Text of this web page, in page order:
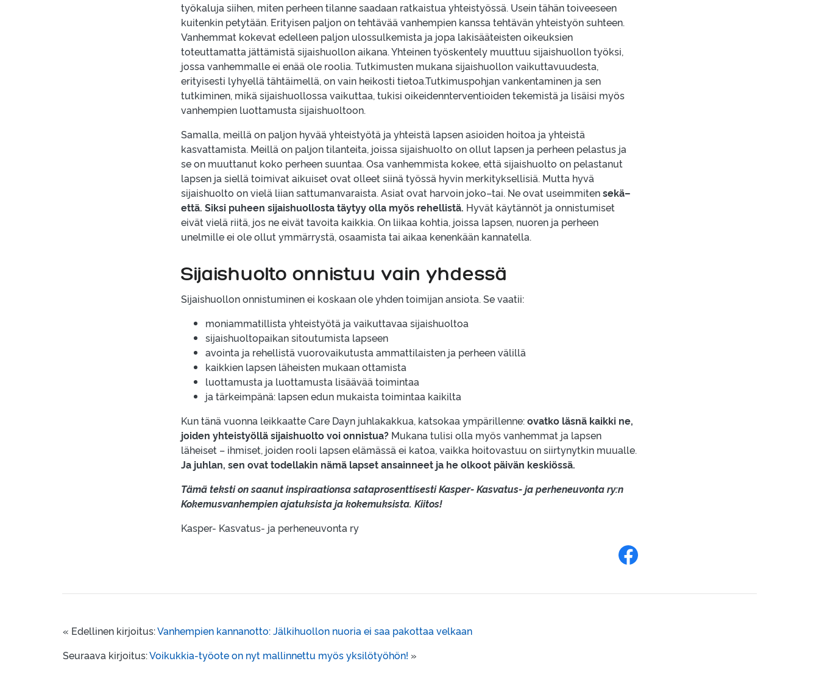
työkaluja siihen, miten perheen tilanne saadaan ratkaistua yhteistyössä. Usein tähän toiveeseen
kuitenkin petytään. Erityisen paljon on tehtävää vanhempien kanssa tehtävän yhteistyön suhteen.
Vanhemmat kokevat edelleen paljon ulossulkemista ja jopa lakisääteisten oikeuksien
toteuttamatta jättämistä sijaishuollon aikana. Yhteinen työskentely muuttuu sijaishuollon työksi,
jossa vanhemmalle ei enää ole roolia. Tutkimusten mukana sijaishuollon vaikuttavuudesta,
erityisesti lyhyellä tähtäimellä, on vain heikosti tietoa.Tutkimuspohjan vankentaminen ja sen
tutkiminen, mikä sijaishuollossa vaikuttaa, tukisi oikeidennterventioiden tekemistä ja lisäisi myös
vanhempien luottamusta sijaishuoltoon.
Samalla, meillä on paljon hyvää yhteistyötä ja yhteistä lapsen asioiden hoitoa ja yhteistä
kasvattamista. Meillä on paljon tilanteita, joissa sijaishuolto on ollut lapsen ja perheen pelastus ja
se on muuttanut koko perheen suuntaa. Osa vanhemmista kokee, että sijaishuolto on pelastanut
lapsen ja siellä toimivat aikuiset ovat olleet siinä työssä hyvin merkityksellisiä. Mutta hyvä
sijaishuolto on vielä liian sattumanvaraista. Asiat ovat harvoin joko–tai. Ne ovat useimmitensekä–
että. Siksi puheen sijaishuollosta täytyy olla myös rehellistä. Hyvät käytännöt ja onnistumiset
eivät vielä riitä, jos ne eivät tavoita kaikkia. On liikaa kohtia, joissa lapsen, nuoren ja perheen
unelmille ei ole ollut ymmärrystä, osaamista tai aikaa kenenkään kannatella.
Sijaishuolto onnistuu vain yhdessä
Sijaishuollon onnistuminen ei koskaan ole yhden toimijan ansiota. Se vaatii:
moniammatillista yhteistyötä ja vaikuttavaa sijaishuoltoa
sijaishuoltopaikan sitoutumista lapseen
avointa ja rehellistä vuorovaikutusta ammattilaisten ja perheen välillä
kaikkien lapsen läheisten mukaan ottamista
luottamusta ja luottamusta lisäävää toimintaa
ja tärkeimpänä: lapsen edun mukaista toimintaa kaikilta
Kun tänä vuonna leikkaatte Care Dayn juhlakakkua, katsokaa ympärillenne:ovatko läsnä kaikki ne,
joiden yhteistyöllä sijaishuolto voi onnistua? Mukana tulisi olla myös vanhemmat ja lapsen
läheiset – ihmiset, joiden rooli lapsen elämässä ei katoa, vaikka hoitovastuu on siirtynytkin muualle.
Ja juhlan, sen ovat todellakin nämä lapset ansainneet ja he olkoot päivän keskiössä.
Tämä teksti on saanut inspiraationsa sataprosenttisesti Kasper- Kasvatus- ja perheneuvonta ry:n
Kokemusvanhempien ajatuksista ja kokemuksista. Kiitos!
Kasper- Kasvatus- ja perheneuvonta ry
« Edellinen kirjoitus:Vanhempien kannanotto: Jälkihuollon nuoria ei saa pakottaa velkaan
Seuraava kirjoitus:Voikukkia-työote on nyt mallinnettu myös yksilötyöhön! »